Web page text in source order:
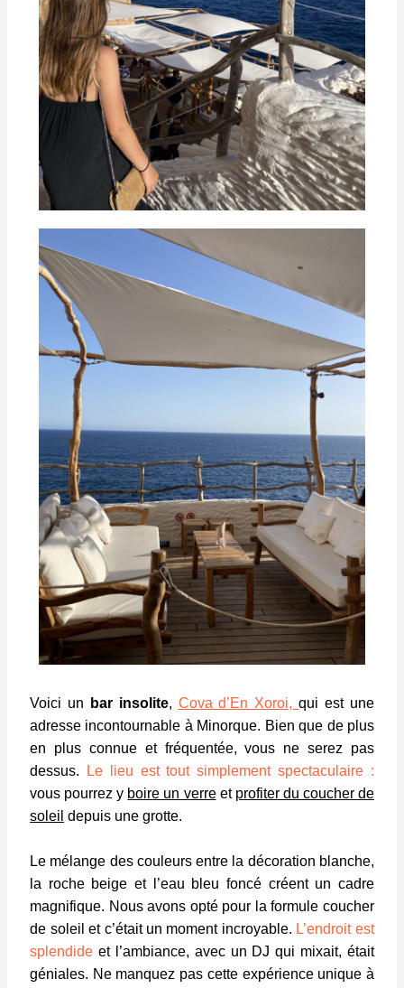
Voici un bar insolite, Cova d’En Xoroi,qui est une
adresse incontournable à Minorque. Bien que de plus
en plus connue et fréquentée, vous ne serez pas
dessus.
Le lieu est tout simplement spectaculaire :
vous pourrez y boire un verreet profiter du coucher de
soleil depuis une grotte.
Le mélange des couleurs entre la décoration blanche,
la roche beige et l’eau bleu foncé créent un cadre
magnifique. Nous avons opté pour la formule coucher
de soleil et c’était un moment incroyable. L’endroit est
splendide et l’ambiance, avec un DJ qui mixait, était
géniales. Ne manquez pas cette expérience unique à